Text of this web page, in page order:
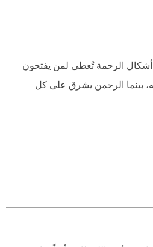
الرحمة تُعطى لمن يفتحون
بينما الرحمن يشرق على كل